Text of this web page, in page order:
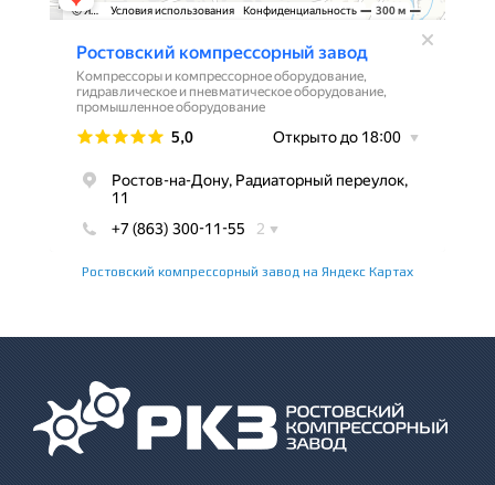
Ростовский компрессорный завод на Яндекс Картах